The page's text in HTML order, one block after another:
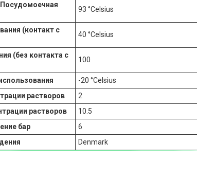
93 °Celsius
(контакт с
40 °Celsius
(без контакта с
100
-20 °Celsius
растворов
2
растворов
10.5
бар
6
Denmark